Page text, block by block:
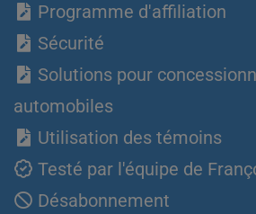
Programme d'affiliation
Sécurité
Solutions pour
automobiles
Utilisation des témoins
Testé par l'équipe de
Désabonnement